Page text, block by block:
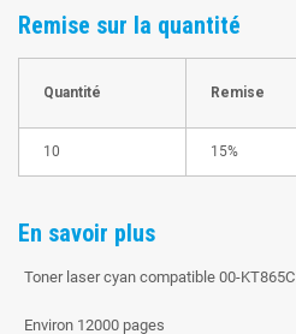
Remise sur la quantité
Quantité Remise
10 15%
En savoir plus
Toner laser cyan compatible 00-KT865C
Environ 12000 pages